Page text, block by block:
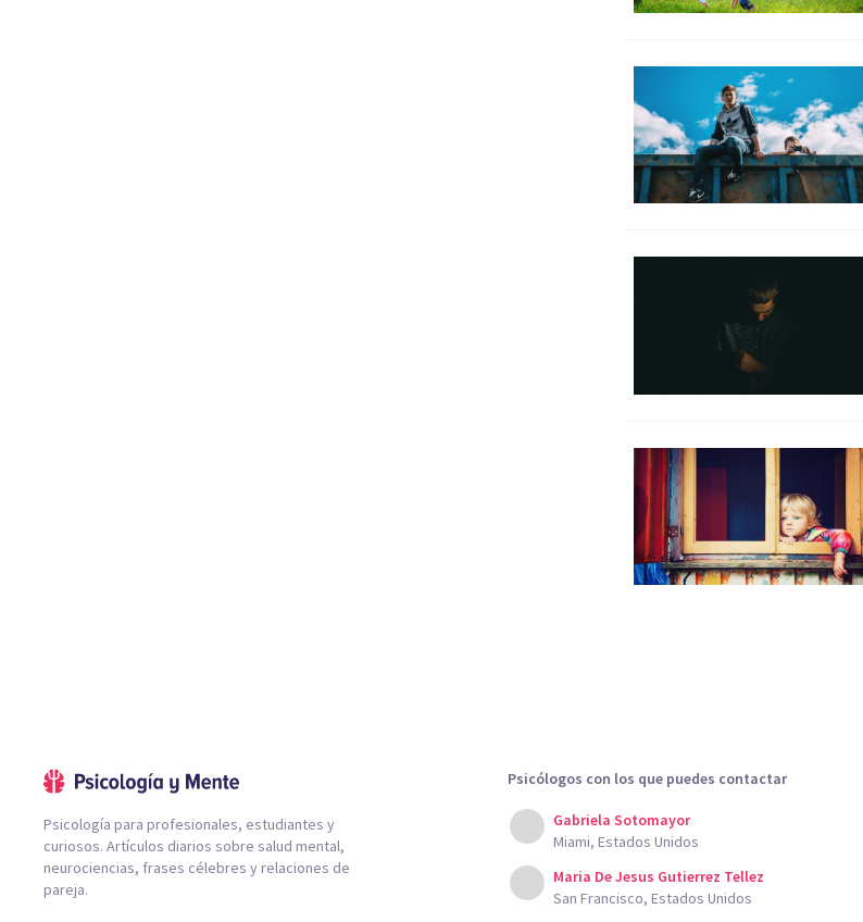
Psicología para profesionales, estudiantes y
curiosos. Artículos diarios sobre salud mental,
neurociencias, frases célebres y relaciones de
pareja.
Psicólogos con los que puedes contactar
Gabriela Sotomayor
Miami, Estados Unidos
Maria De Jesus Gutierrez Tellez
San Francisco, Estados Unidos